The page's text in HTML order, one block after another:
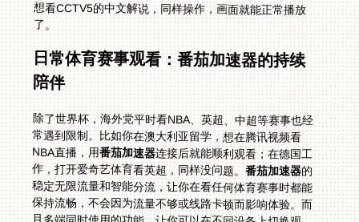
了。
日常体育赛事观看：番茄加速器的持续
陪伴
除了世界杯，海外党平时看NBA、英超、中超等赛事也经
常遇到限制。比如你在澳大利亚留学，想在腾讯视频看
NBA直播，用番茄加速器连接后就能顺利观看；在德国工
作，打开爱奇艺体育看英超，同样没问题。番茄加速器的
稳定无限流量和智能分流，让你在看任何体育赛事时都能
保持流畅，不会因为流量不够或线路卡顿而影响体验。而
且多端同时使用的功能，让你可以在不同设备上切换观